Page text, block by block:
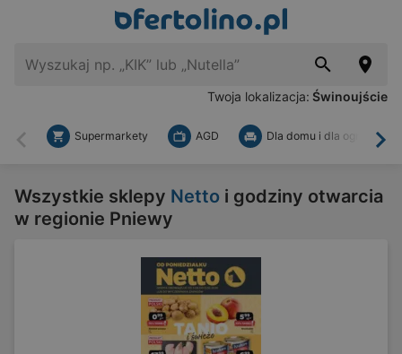
Twoja lokalizacja: Świnoujście
Wstecz
Supermarkety AGD Dla domu i dla ogrodu
Wszystkie sklepy Netto i godziny otwarcia
w regionie Pniewy